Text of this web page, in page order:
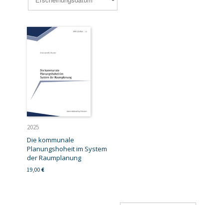
2025
Die kommunale
Planungshoheit im System
der Raumplanung
19,00 €